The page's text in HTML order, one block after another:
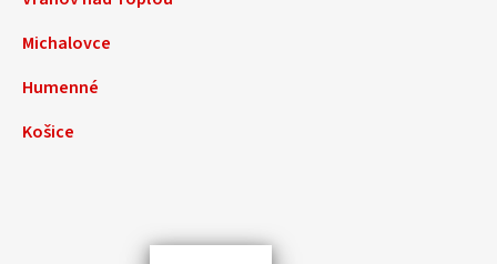
Michalovce
Humenné
Košice